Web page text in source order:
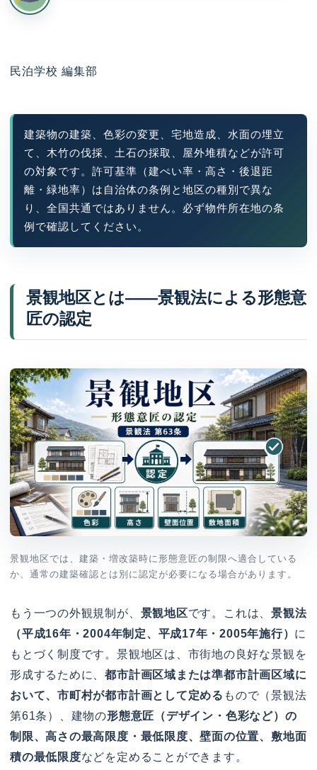
民泊学校 編集部
建築物の建築、色彩の変更、宅地造成、水面の埋立
て、木竹の伐採、土石の採取、屋外堆積などが許可
の対象です。許可基準（建ぺい率・高さ・後退距
離・緑地率）は自治体の条例と地区の種別で異な
り、全国共通ではありません。必ず物件所在地の条
例で確認してください。
景観地区とは——景観法による形態意
匠の認定
景観地区では、建築・増改築時に形態意匠の制限へ適合している
か、通常の建築確認とは別に認定が必要になる場合があります。
もう一つの外観規制が、 景観地区です。これは、景観法
（平成16年・2004年制定、平成17年・2005年施行） に
もとづく制度です。景観地区は、市街地の良好な景観を
形成するために、都市計画区域または準都市計画区域に
おいて、市町村が都市計画として定める もので（景観法
第61条）、建物の形態意匠（デザイン・色彩など）の
制限、高さの最高限度・最低限度、壁面の位置、敷地面
積の最低限度などを定めることができます。